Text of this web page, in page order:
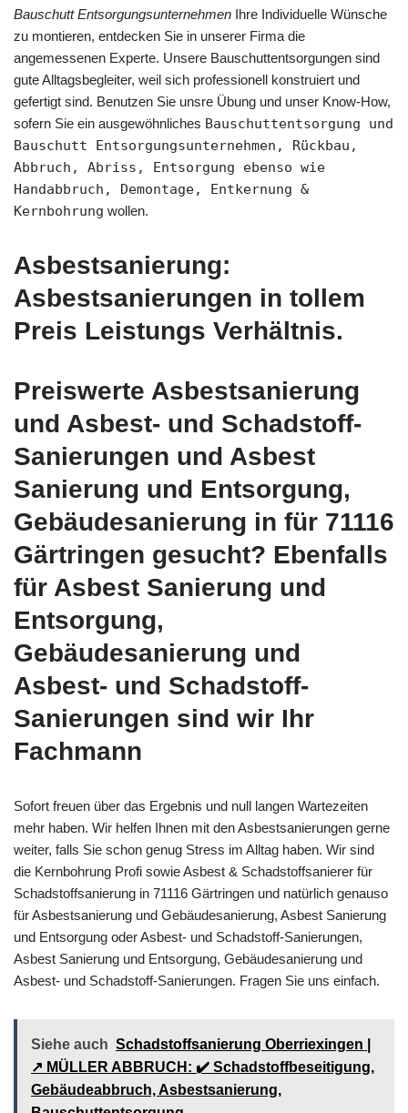
Bauschutt Entsorgungsunternehmen Ihre Individuelle Wünsche
zu montieren, entdecken Sie in unserer Firma die
angemessenen Experte. Unsere Bauschuttentsorgungen sind
gute Alltagsbegleiter, weil sich professionell konstruiert und
gefertigt sind. Benutzen Sie unsre Übung und unser Know-How,
sofern Sie ein ausgewöhnliches Bauschuttentsorgung und
Bauschutt Entsorgungsunternehmen, Rückbau,
Abbruch, Abriss, Entsorgung ebenso wie
Handabbruch, Demontage, Entkernung &
Kernbohrung wollen.
Asbestsanierung:
Asbestsanierungen in tollem
Preis Leistungs Verhältnis.
Preiswerte Asbestsanierung
und Asbest- und Schadstoff-
Sanierungen und Asbest
Sanierung und Entsorgung,
Gebäudesanierung in für 71116
Gärtringen gesucht? Ebenfalls
für Asbest Sanierung und
Entsorgung,
Gebäudesanierung und
Asbest- und Schadstoff-
Sanierungen sind wir Ihr
Fachmann
Sofort freuen über das Ergebnis und null langen Wartezeiten
mehr haben. Wir helfen Ihnen mit den Asbestsanierungen gerne
weiter, falls Sie schon genug Stress im Alltag haben. Wir sind
die Kernbohrung Profi sowie Asbest & Schadstoffsanierer für
Schadstoffsanierung in 71116 Gärtringen und natürlich genauso
für Asbestsanierung und Gebäudesanierung, Asbest Sanierung
und Entsorgung oder Asbest- und Schadstoff-Sanierungen,
Asbest Sanierung und Entsorgung, Gebäudesanierung und
Asbest- und Schadstoff-Sanierungen. Fragen Sie uns einfach.
Siehe auch Schadstoffsanierung Oberriexingen |
↗️ MÜLLER ABBRUCH: ✔️ Schadstoffbeseitigung,
Gebäudeabbruch, Asbestsanierung,